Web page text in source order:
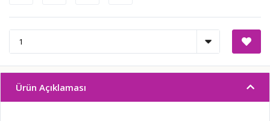
Ürün Açıklaması